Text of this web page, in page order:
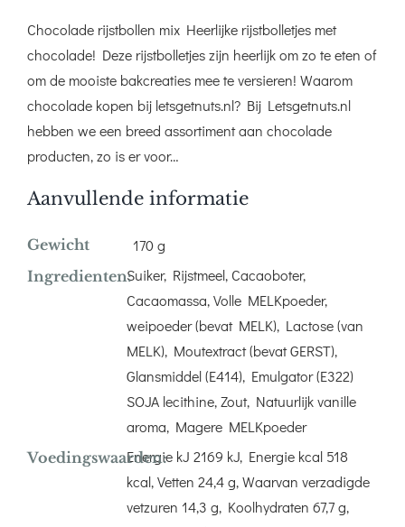
Chocolade rijstbollen mix Heerlijke rijstbolletjes met
chocolade! Deze rijstbolletjes zijn heerlijk om zo te eten of
om de mooiste bakcreaties mee te versieren! Waarom
chocolade kopen bij letsgetnuts.nl? Bij Letsgetnuts.nl
hebben we een breed assortiment aan chocolade
producten, zo is er voor…
Aanvullende informatie
Gewicht 170 g
Ingredienten:Suiker, Rijstmeel, Cacaoboter,
Cacaomassa, Volle MELKpoeder,
weipoeder (bevat MELK), Lactose (van
MELK), Moutextract (bevat GERST),
Glansmiddel (E414), Emulgator (E322)
SOJA lecithine, Zout, Natuurlijk vanille
aroma, Magere MELKpoeder
Voedingswaarden:Energie kJ 2169 kJ, Energie kcal 518
kcal, Vetten 24,4 g, Waarvan verzadigde
vetzuren 14,3 g, Koolhydraten 67,7 g,